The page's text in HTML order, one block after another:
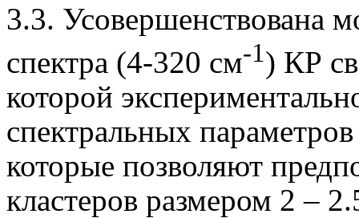
3.3. Усовершенствована
спектра (4-320 см-1) КР
которой
спектральных
которые позволяют
кластеров размером 2 –